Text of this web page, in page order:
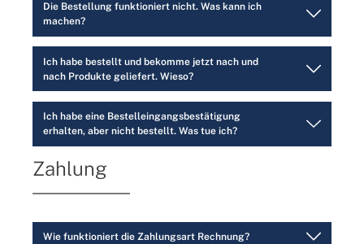
Die Bestellung funktioniert nicht. Was kann ich
machen?
Ich habe bestellt und bekomme jetzt nach und
nach Produkte geliefert. Wieso?
Ich habe eine Bestelleingangsbestätigung
erhalten, aber nicht bestellt. Was tue ich?
Zahlung
Wie funktioniert die Zahlungsart Rechnung?